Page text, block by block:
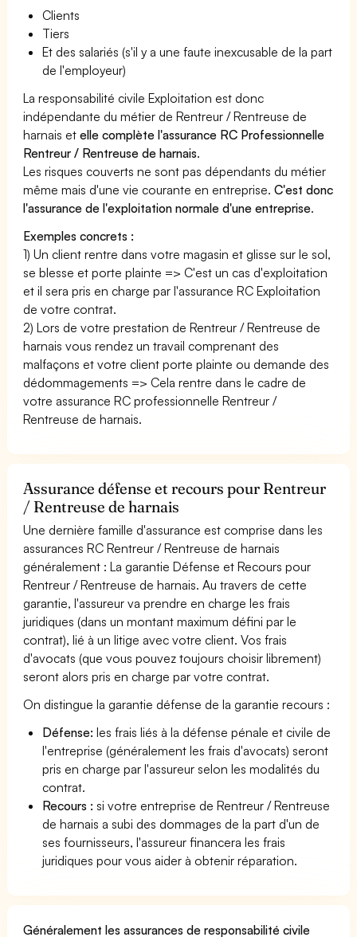
Clients
Tiers
Et des salariés (s'il y a une faute inexcusable de la part
de l'employeur)
La responsabilité civile Exploitation est donc
indépendante du métier de Rentreur / Rentreuse de
harnais etelle complète l'assurance RC Professionnelle
Rentreur / Rentreuse de harnais.
Les risques couverts ne sont pas dépendants du métier
même mais d'une vie courante en entreprise.C'est donc
l'assurance de l'exploitation normale d'une entreprise.
Exemples concrets :
1) Un client rentre dans votre magasin et glisse sur le sol,
se blesse et porte plainte => C'est un cas d'exploitation
et il sera pris en charge par l'assurance RC Exploitation
de votre contrat.
2) Lors de votre prestation de Rentreur / Rentreuse de
harnais vous rendez un travail comprenant des
malfaçons et votre client porte plainte ou demande des
dédommagements => Cela rentre dans le cadre de
votre assurance RC professionnelle Rentreur /
Rentreuse de harnais.
Assurance défense et recours pour Rentreur
/ Rentreuse de harnais
Une dernière famille d'assurance est comprise dans les
assurances RC Rentreur / Rentreuse de harnais
généralement : La garantie Défense et Recours pour
Rentreur / Rentreuse de harnais. Au travers de cette
garantie, l'assureur va prendre en charge les frais
juridiques (dans un montant maximum défini par le
contrat), lié à un litige avec votre client. Vos frais
d'avocats (que vous pouvez toujours choisir librement)
seront alors pris en charge par votre contrat.
On distingue la garantie défense de la garantie recours :
Défense: les frais liés à la défense pénale et civile de
l'entreprise (généralement les frais d'avocats) seront
pris en charge par l'assureur selon les modalités du
contrat.
Recours : si votre entreprise de Rentreur / Rentreuse
de harnais a subi des dommages de la part d'un de
ses fournisseurs, l'assureur financera les frais
juridiques pour vous aider à obtenir réparation.
Généralement les assurances de responsabilité civile